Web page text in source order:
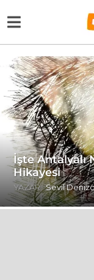
İşte Antalyalı
Hikayesi
YAZAR: Sevil